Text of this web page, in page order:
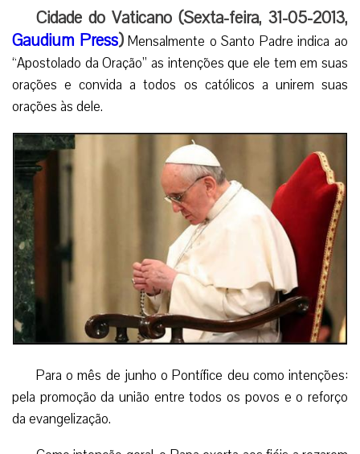
Cidade do Vaticano (Sexta-feira, 31-05-2013,
Gaudium Press)Mensalmente o Santo Padre indica ao
“Apostolado da Oração” as intenções que ele tem em suas
orações e convida a todos os católicos a unirem suas
orações às dele.
Para o mês de junho o Pontífice deu como intenções:
pela promoção da união entre todos os povos e o reforço
da evangelização.